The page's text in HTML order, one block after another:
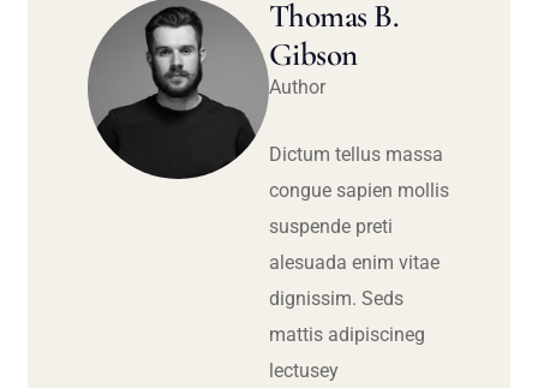
Thomas B.
Gibson
Author
Dictum tellus massa
congue sapien mollis
suspende preti
alesuada enim vitae
dignissim. Seds
mattis adipiscineg
lectusey